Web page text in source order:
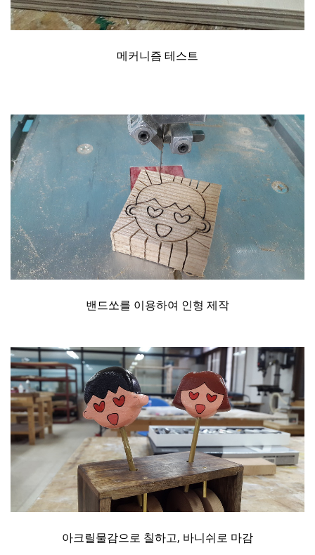
메커니즘 테스트
밴드쏘를 이용하여 인형 제작
아크릴물감으로 칠하고, 바니쉬로 마감